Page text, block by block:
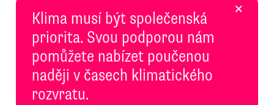
Klima musí být společenská
priorita. Svou podporou nám
pomůžete nabízet poučenou
naději v časech klimatického
rozvratu.
×